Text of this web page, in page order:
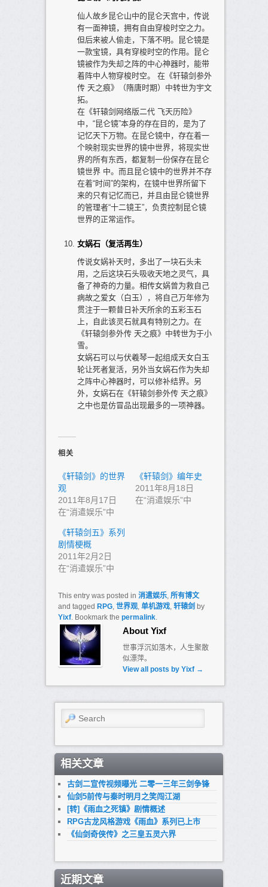
仙人故乡昆仑山中的昆仑天宫中，传说
有一面神镜，拥有自由穿梭时空之力。
但后来被人偷走，下落不明。昆仑镜是
一款宝镜，具有穿梭时空的作用。昆仑
镜被作为失却之阵的中心神器时，能带
着阵中人物穿梭时空。 在《轩辕剑参外
传 天之痕》（隋唐时期）中转世为宇文
拓。
在《轩辕剑网络版二代 飞天历险》
中，“昆仑镜”本身的存在目的，是为了
记忆天下万物。在昆仑镜中，存在着一
个映射现实世界的镜中世界，将现实世
界的所有东西，都复制一份保存在昆仑
镜世界 中。而且昆仑镜中的世界并不存
在着“时间”的架构，在镜中世界所留下
来的只有记忆而已，并且由昆仑镜世界
的管理者“十二镜王”，负责控制昆仑镜
世界的正常运作。
女娲石（复活再生）
传说女娲补天时，多出了一块石头未
用，之后这块石头吸收天地之灵气，具
备了神奇的力量。相传女娲曾为救自己
病故之爱女（白玉），将自己万年修为
贯注于一颗昔日补天所余的五彩玉石
上，自此该灵石就具有特别之力。在
《轩辕剑参外传 天之痕》中转世为于小
雪。
女娲石可以与伏羲琴一起组成天女白玉
轮让死者复活，另外当女娲石作为失却
之阵中心神器时，可以修补结界。另
外，女娲石在《轩辕剑参外传 天之痕》
之中也是仿冒品出现最多的一项神器。
相关
《轩辕剑》的世界
观
2011年8月17日
在“消遣娱乐”中
《轩辕剑》编年史
2011年8月18日
在“消遣娱乐”中
《轩辕剑五》系列
剧情梗概
2011年2月2日
在“消遣娱乐”中
This entry was posted in 消遣娱乐, 所有博文
and tagged RPG, 世界观, 单机游戏, 轩辕剑 by
Yixf. Bookmark the permalink.
About Yixf
世事浮沉如落木，人生聚散
似漂萍。
View all posts by Yixf →
Search
相关文章
古剑二宣传视频曝光 二零一三年三剑争锋
仙剑5前传与秦时明月之笑闯江湖
[转]《雨血之死镇》剧情概述
RPG古龙风格游戏《雨血》系列已上市
《仙剑奇侠传》之三皇五灵六界
近期文章